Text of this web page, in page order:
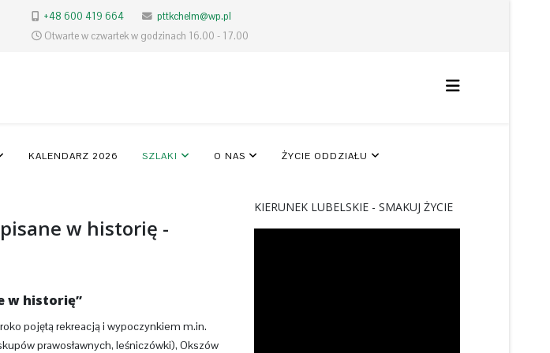
+48 600 419 664
pttkchelm@wp.pl
Otwarte w czwartek w godzinach 16.00 - 17.00
KALENDARZ 2026 SZLAKI O NAS ŻYCIE ODDZIAŁU
w historię -
w historię”
pojętą rekreacją i wypoczynkiem m.in.
prawosławnych, leśniczówki), Okszów
KIERUNEK LUBELSKIE - SMAKUJ ŻYCIE